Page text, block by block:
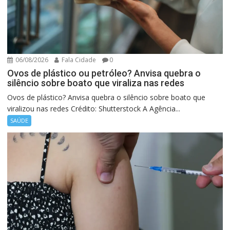
06/08/2026 Fala Cidade 0
Ovos de plástico ou petróleo? Anvisa quebra o
silêncio sobre boato que viraliza nas redes
Ovos de plástico? Anvisa quebra o silêncio sobre boato que
viralizou nas redes Crédito: Shutterstock A Agência...
SAÚDE